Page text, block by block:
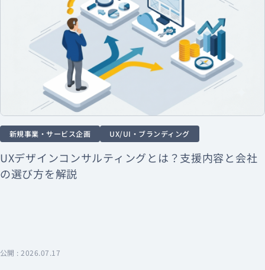
新規事業・サービス企画 UX/UI・ブランディング
UXデザインコンサルティングとは？支援内容と会社
の選び方を解説
公開 : 2026.07.17